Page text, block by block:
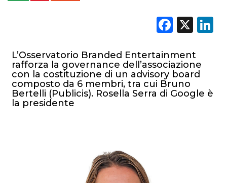
X
L’Osservatorio Branded Entertainment
rafforza la governance dell’associazione
con la costituzione di un advisory board
composto da 6 membri, tra cui Bruno
Bertelli (Publicis). Rosella Serra di Google è
la presidente